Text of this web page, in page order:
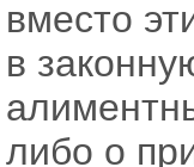
вместо
в
либо о